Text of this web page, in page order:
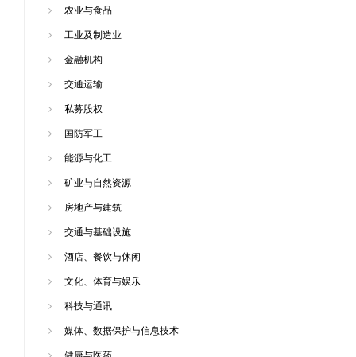
农业与食品
工业及制造业
金融机构
交通运输
私募股权
国防军工
能源与化工
矿业与自然资源
房地产与建筑
交通与基础设施
酒店、餐饮与休闲
文化、体育与娱乐
科技与通讯
媒体、数据保护与信息技术